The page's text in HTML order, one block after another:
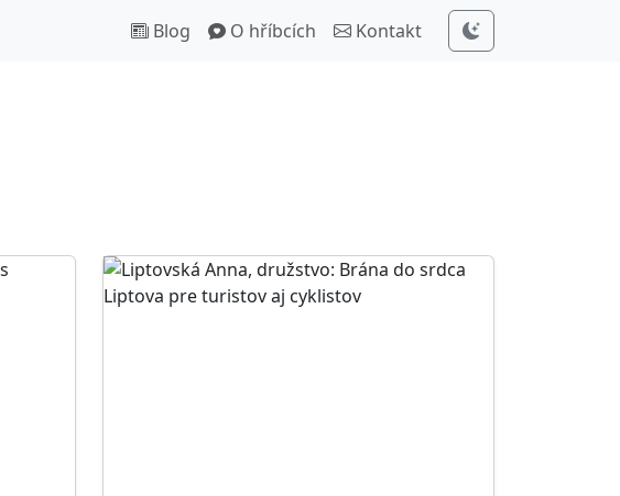
Blog O hříbcích Kontakt